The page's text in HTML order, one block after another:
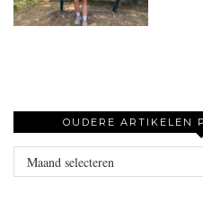
OUDERE ARTIKELEN
Oudere
artikelen